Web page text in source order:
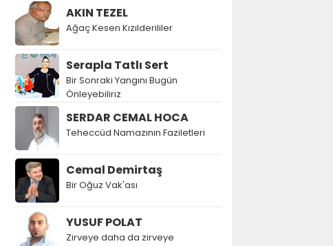
AKIN TEZEL
Ağaç Kesen Kızılderililer
Serapla Tatlı Sert
Bir Sonraki Yangını Bugün
Önleyebiliriz
SERDAR CEMAL HOCA
Teheccüd Namazının Faziletleri
Cemal Demirtaş
Bir Oğuz Vak'ası
YUSUF POLAT
Zirveye daha da zirveye